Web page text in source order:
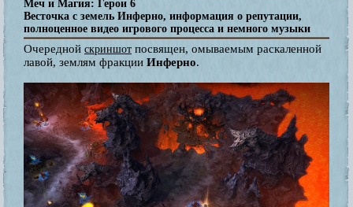
Меч и Магия: Герои 6
Весточка с земель Инферно, информация о репутации,
полноценное видео игрового процесса и немного музыки
Очередной скриншот посвящен, омываемым раскаленной
лавой, землям фракции Инферно.